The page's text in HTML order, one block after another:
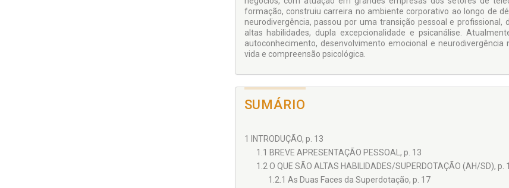
formação, construiu carreira no ambiente corporativo ao longo de
neurodivergência, passou por uma transição pessoal e
altas habilidades, dupla excepcionalidade e psicanálise.
autoconhecimento, desenvolvimento emocional e
vida e compreensão psicológica.
SUMÁRIO
1 INTRODUÇÃO, p. 13
1.1 BREVE APRESENTAÇÃO PESSOAL, p. 13
1.2 O QUE SÃO ALTAS HABILIDADES/SUPERDOTAÇÃO (AH/SD), p.
1.2.1 As Duas Faces da Superdotação, p. 17